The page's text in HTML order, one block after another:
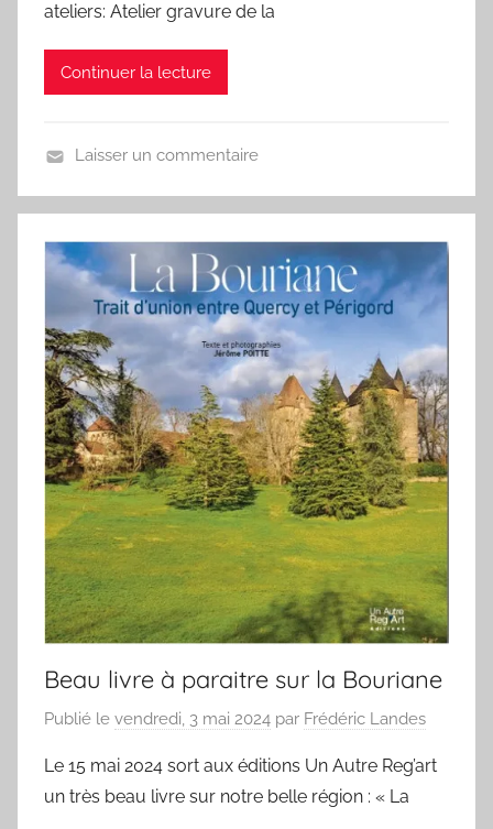
ateliers: Atelier gravure de la
Continuer la lecture
v
é
m
e
n
t
s
Laisser un commentaire
Beau livre à paraitre sur la Bouriane
Publié le vendredi, 3 mai 2024 par Frédéric Landes
Le 15 mai 2024 sort aux éditions Un Autre Reg’art
un très beau livre sur notre belle région : « La